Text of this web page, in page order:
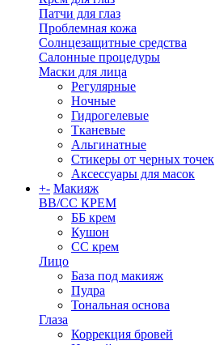
Патчи для глаз
Проблемная кожа
Солнцезащитные средства
Салонные процедуры
Маски для лица
Регулярные
Ночные
Гидрогелевые
Тканевые
Альгинатные
Стикеры от черных точек
Аксессуары для масок
+- Макияж
BB/CC КРЕМ
ББ крем
Кушон
СС крем
Лицо
База под макияж
Пудра
Тональная основа
Глаза
Коррекция бровей